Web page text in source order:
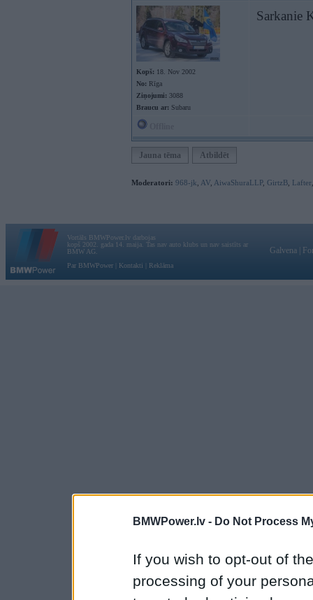
BMWPower.lv - Do Not Process
If you wish to opt-out of
processing of your
Kopš: 18. Nov 2002
No: Rīga
Ziņojumi: 3088
Braucu ar: Subaru
Sarkanie
Jauna tēma Atbildēt
Moderatori: 968-jk AV AiwaShuraLLP, GirtzB Lafter
Vortāls BMWPower.lv darbojas
kopš 2002. gada 14. maija. Tas nav auto klubs un nav saistīts ar
BMW AG.
Par BMWPower
Kontakti Reklāma
Galvena